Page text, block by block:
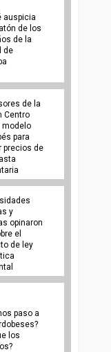
auspicia
de los
de la
de
de la
Centro
modelo
para
precios de
y
opinaron
el
de ley
paso a
los